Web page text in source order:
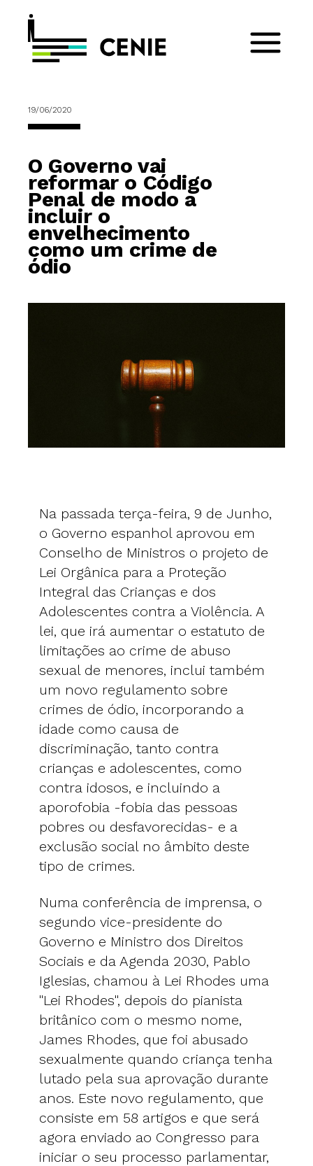
19/06/2020
O Governo vai
reformar o Código
Penal de modo a
incluir o
envelhecimento
como um crime de
ódio
Na passada terça-feira, 9 de Junho,
o Governo espanhol aprovou em
Conselho de Ministros o projeto de
Lei Orgânica para a Proteção
Integral das Crianças e dos
Adolescentes contra a Violência. A
lei, que irá aumentar o estatuto de
limitações ao crime de abuso
sexual de menores, inclui também
um novo regulamento sobre
crimes de ódio, incorporando a
idade como causa de
discriminação, tanto contra
crianças e adolescentes, como
contra idosos, e incluindo a
aporofobia -fobia das pessoas
pobres ou desfavorecidas- e a
exclusão social no âmbito deste
tipo de crimes.
Numa conferência de imprensa, o
segundo vice-presidente do
Governo e Ministro dos Direitos
Sociais e da Agenda 2030, Pablo
Iglesias, chamou à Lei Rhodes uma
"Lei Rhodes", depois do pianista
britânico com o mesmo nome,
James Rhodes, que foi abusado
sexualmente quando criança tenha
lutado pela sua aprovação durante
anos. Este novo regulamento, que
consiste em 58 artigos e que será
agora enviado ao Congresso para
iniciar o seu processo parlamentar,